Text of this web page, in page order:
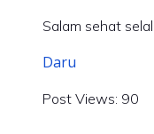
Salam sehat
Daru
Post Views: 90